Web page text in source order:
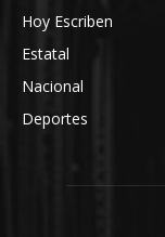
Hoy Escriben
Estatal
Nacional
Deportes